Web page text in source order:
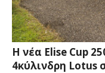
Η νέα Elise Cup
4κύλινδρη Lotus